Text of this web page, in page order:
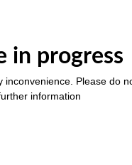
in progress
inconvenience. Please do
information